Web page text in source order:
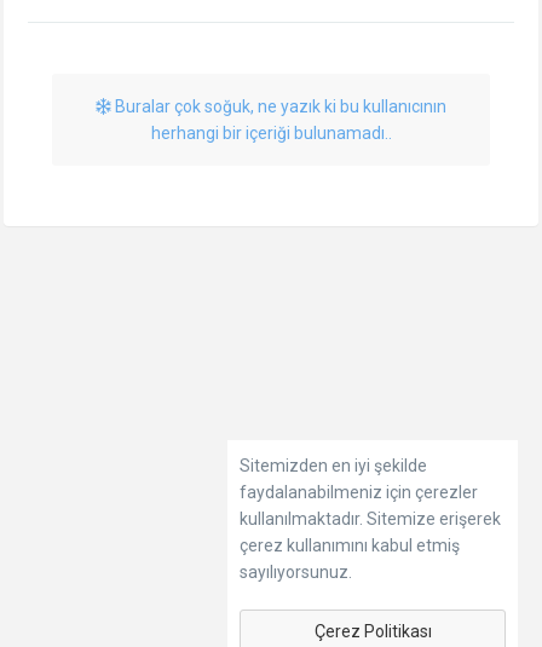
Buralar çok soğuk, ne yazık ki bu kullanıcının
herhangi bir içeriği bulunamadı..
Sitemizden en iyi şekilde
faydalanabilmeniz için çerezler
kullanılmaktadır. Sitemize erişerek
çerez kullanımını kabul etmiş
sayılıyorsunuz.
Çerez Politikası